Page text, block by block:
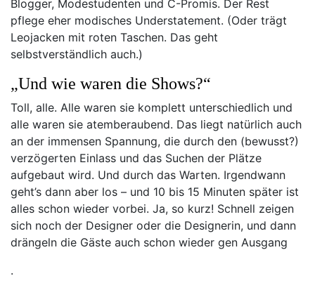
Blogger, Modestudenten und C-Promis. Der Rest
pflege eher modisches Understatement. (Oder trägt
Leojacken mit roten Taschen. Das geht
selbstverständlich auch.)
„Und wie waren die Shows?“
Toll, alle. Alle waren sie komplett unterschiedlich und
alle waren sie atemberaubend. Das liegt natürlich auch
an der immensen Spannung, die durch den (bewusst?)
verzögerten Einlass und das Suchen der Plätze
aufgebaut wird. Und durch das Warten. Irgendwann
geht’s dann aber los – und 10 bis 15 Minuten später ist
alles schon wieder vorbei. Ja, so kurz! Schnell zeigen
sich noch der Designer oder die Designerin, und dann
drängeln die Gäste auch schon wieder gen Ausgang
.